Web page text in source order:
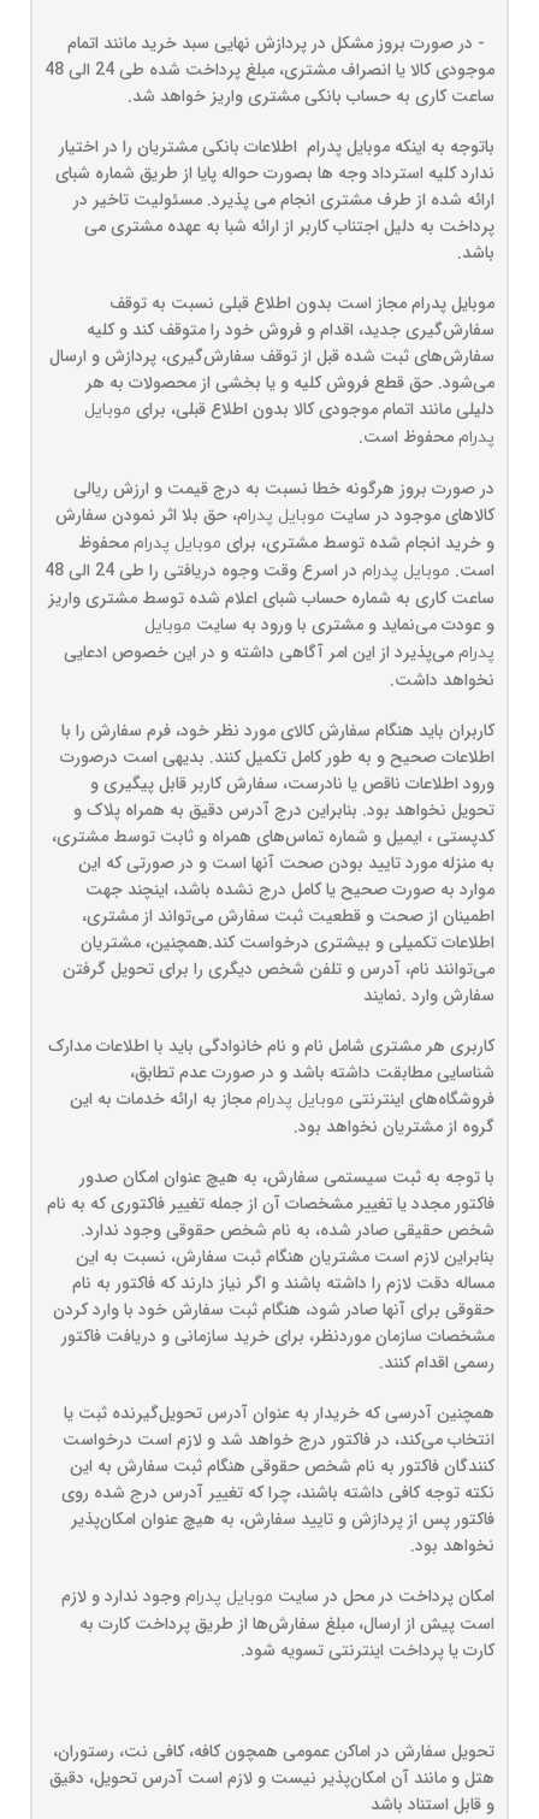
- در صورت بروز مشکل در پردازش نهایی سبد خرید مانند اتمام
موجودی کالا یا انصراف مشتری، مبلغ پرداخت شده طی 24 الی 48
ساعت کاری به حساب بانکی مشتری واریز خواهد شد.
باتوجه به اینکه موبایل پدرام اطلاعات بانکی مشتریان را در اختیار
ندارد کلیه استرداد وجه ها بصورت حواله پایا از طریق شماره شبای
ارائه شده از طرف مشتری انجام می پذیرد. مسئولیت تاخیر در
پرداخت به دلیل اجتناب کاربر از ارائه شبا به عهده مشتری می
باشد.
موبایل پدرام مجاز است بدون اطلاع قبلی نسبت به توقف
سفارش‌‏گیری جدید، اقدام و فروش خود را متوقف کند و کلیه
سفارش‌‏های ثبت شده قبل از توقف سفارش‌‏گیری، پردازش و ارسال
می‌‏شود. حق قطع فروش کلیه و یا بخشی از محصولات به هر
دلیلی مانند اتمام موجودی کالا بدون اطلاع قبلی، برای موبایل
پدرام محفوظ است.
در صورت بروز هرگونه خطا نسبت به درج قیمت و ارزش ریالی
کالاهای موجود در سایت موبایل پدرام، حق بلا اثر نمودن سفارش
و خرید انجام شده توسط مشتری، برای موبایل پدرام محفوظ
است. موبایل پدرام
در اسرع وقت وجوه دریافتی را طی 24 الی 48
ساعت کاری به شماره حساب شبای اعلام شده توسط مشتری واریز
و عودت می‌نماید و مشتری با ورود به سایت موبایل
پدرام می‌پذیرد از این امر آگاهی داشته و در این خصوص ادعایی
نخواهد داشت.
کاربران باید هنگام سفارش کالای مورد نظر خود، فرم سفارش را با
اطلاعات صحیح و به طور کامل تکمیل کنند. بدیهی است درصورت
ورود اطلاعات ناقص یا نادرست، سفارش کاربر قابل پیگیری و
تحویل نخواهد بود. بنابراین درج آدرس دقیق به همراه پلاک و
کدپستی ، ایمیل و شماره تماس‌های همراه و ثابت توسط مشتری،
به منزله مورد تایید بودن صحت آنها است و در صورتی که این
موارد به صورت صحیح یا کامل درج نشده باشد، اینچند جهت
اطمینان از صحت و قطعیت ثبت سفارش می‌تواند از مشتری،
اطلاعات تکمیلی و بیشتری درخواست کند.همچنین، مشتریان
می‌توانند نام، آدرس و تلفن شخص دیگری را برای تحویل گرفتن
سفارش وارد .نمایند
کاربری هر مشتری شامل نام و نام خانوادگی باید با اطلاعات مدارک
شناسایی مطابقت داشته باشد و در صورت عدم تطابق،
فروشگاه‌‌های اینترنتی موبایل پدرام مجاز به ارائه خدمات به این
گروه از مشتریان نخواهد بود.
با توجه به ثبت سیستمی سفارش، به هیچ عنوان امکان صدور
فاکتور مجدد یا تغییر مشخصات آن از جمله تغییر فاکتوری که به نام
شخص حقیقی صادر شده، به نام شخص حقوقی وجود ندارد.
بنابراین لازم است مشتریان هنگام ثبت سفارش، نسبت به این
مساله دقت لازم را داشته باشند و اگر نیاز دارند که فاکتور به نام
حقوقی برای آنها صادر شود، هنگام ثبت سفارش خود با وارد کردن
مشخصات سازمان موردنظر، برای خرید سازمانی و دریافت فاکتور
رسمی اقدام کنند.
همچنین آدرسی که خریدار به عنوان آدرس تحویل‌گیرنده ثبت یا
انتخاب می‌کند، در فاکتور درج خواهد شد و لازم است درخواست
کنندگان فاکتور به نام شخص حقوقی هنگام ثبت سفارش به این
نکته توجه کافی داشته باشند، چرا که تغییر آدرس درج شده روی
فاکتور پس از پردازش و تایید سفارش، به هیچ عنوان امکان‌پذیر
نخواهد بود.
امکان پرداخت در محل در سایت موبایل پدرام وجود ندارد و لازم
است پیش از ارسال، مبلغ سفارش‌ها از طریق پرداخت کارت به
کارت یا پرداخت اینترنتی تسویه شود.
تحویل سفارش در اماکن عمومی همچون کافه، کافی نت، رستوران،
هتل و مانند آن امکان‌پذیر نیست و لازم است آدرس تحویل، دقیق
و قابل استناد باشد